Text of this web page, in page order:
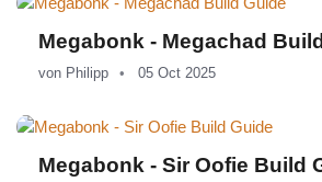
Megabonk - Megachad
von Philipp 05 Oct 2025
Megabonk - Sir Oofie Build